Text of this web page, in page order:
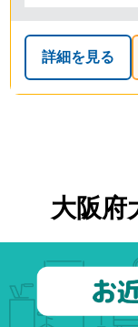
詳細を見る
大阪府